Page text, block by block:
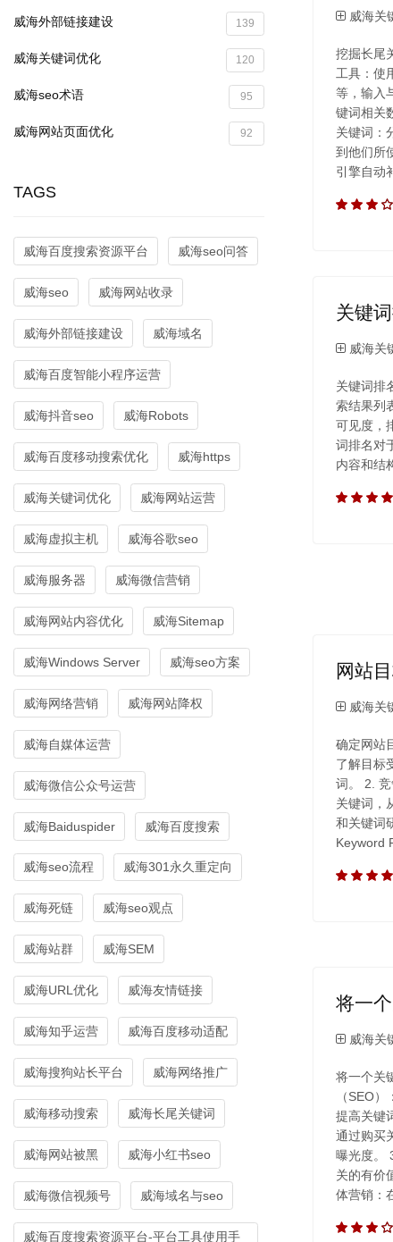
威海外部链接建设 139
威海关键词优化 120
威海seo术语 95
威海网站页面优化 92
TAGS
威海百度搜索资源平台 威海seo问答
威海seo 威海网站收录
威海外部链接建设 威海域名
威海百度智能小程序运营
威海抖音seo 威海Robots
威海百度移动搜索优化 威海https
威海关键词优化 威海网站运营
威海虚拟主机 威海谷歌seo
威海服务器 威海微信营销
威海网站内容优化 威海Sitemap
威海Windows Server 威海seo方案
威海网络营销 威海网站降权
威海自媒体运营
威海微信公众号运营
威海Baiduspider 威海百度搜索
威海seo流程 威海301永久重定向
威海死链 威海seo观点
威海站群 威海SEM
威海URL优化 威海友情链接
威海知乎运营 威海百度移动适配
威海搜狗站长平台 威海网络推广
威海移动搜索 威海长尾关键词
威海网站被黑 威海小红书seo
威海微信视频号 威海域名与seo
威海百度搜索资源平台-平台工具使用手
威海关
挖掘长尾
工具：使
等，输入
键词相关
关键词：
到他们所
引擎自动
关键
威海关
关键词排
索结果列
可见度，
词排名对
内容和结
网站
威海关
确定网站
了解目标
词。 2.
关键词，
和关键词
Keyword
将一
威海关
将一个关
（SEO
提高关键
通过购买
曝光度。
关的有价
体营销：